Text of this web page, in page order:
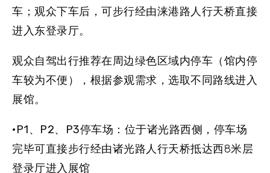
车；观众下车后，可步行经由涞港路人行天桥直接
进入东登录厅。
观众自驾出行推荐在周边绿色区域内停车 （馆内停
车较为不便），根据参观需求，选取不同路线进入
展馆。
·P1、P2、P3停车场 ：位于诸光路西侧，停车场
完毕可直接步行经由诸光路人行天桥抵达西8米层
登录厅进入展馆